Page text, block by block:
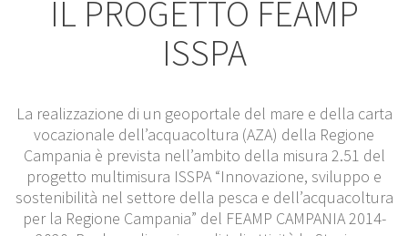
IL PROGETTO FEAMP
ISSPA
La realizzazione di un geoportale del mare e della carta
vocazionale dell’acquacoltura (AZA) della Regione
Campania è prevista nell’ambito della misura 2.51 del
progetto multimisura ISSPA “Innovazione, sviluppo e
sostenibilità nel settore della pesca e dell’acquacoltura
per la Regione Campania” del FEAMP CAMPANIA 2014-